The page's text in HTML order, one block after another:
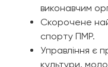
виконавчим
Скорочене
спорту ПМР.
Управління є
культури,